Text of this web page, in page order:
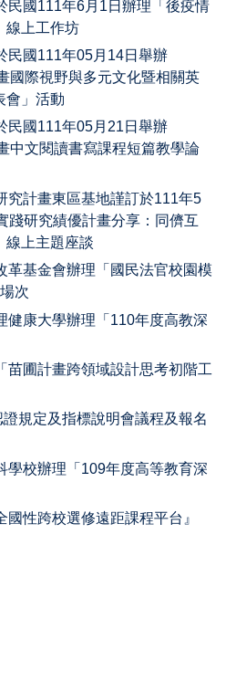
民國111年6月1日辦理「後疫情
線上工作坊
民國111年05月14日舉辦
國際視野與多元文化暨相關英
會」活動
民國111年05月21日舉辦
中文閱讀書寫課程短篇教學論
究計畫東區基地謹訂於111年5
踐研究績優計畫分享：同儕互
線上主題座談
革基金會辦理「國民法官校園模
次
健康大學辦理「110年度高教深
苗圃計畫跨領域設計思考初階工
規定及指標說明會議程及報名
學校辦理「109年度高等教育深
性跨校選修遠距課程平台』